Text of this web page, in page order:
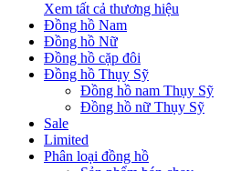
Xem tất cả thương hiệu
Đồng hồ Nam
Đồng hồ Nữ
Đồng hồ cặp đôi
Đồng hồ Thụy Sỹ
Đồng hồ nam Thụy Sỹ
Đồng hồ nữ Thụy Sỹ
Sale
Limited
Phân loại đồng hồ